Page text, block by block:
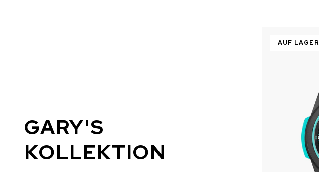
GARY'S
KOLLEKTION
AUF LAGER